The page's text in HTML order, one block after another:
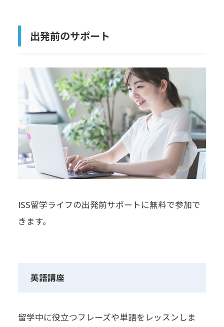
出発前のサポート
ISS留学ライフの出発前サポートに無料で参加で
きます。
英語講座
留学中に役立つフレーズや単語をレッスンしま